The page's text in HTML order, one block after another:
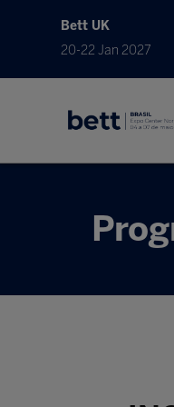
Bett UK
20-22 Jan 2027